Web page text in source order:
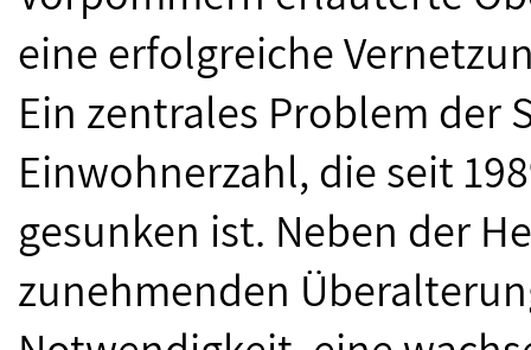
eine erfolgreiche
Ein zentrales Problem der
Einwohnerzahl, die seit
gesunken ist. Neben der
zunehmenden